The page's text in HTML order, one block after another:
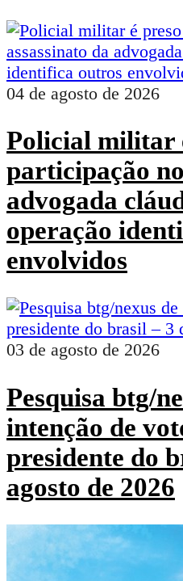
04 de agosto de 2026
Policial militar
participação
advogada
operação
envolvidos
03 de agosto de 2026
Pesquisa btg/
intenção de
presidente do
agosto de 2026